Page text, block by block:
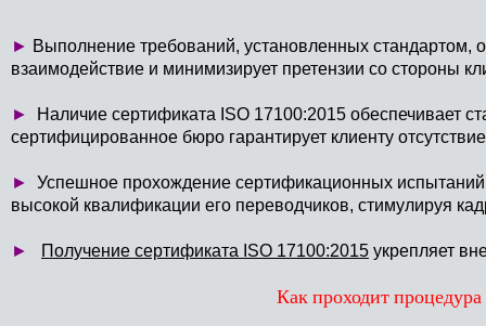
► Выполнение требований, установленных стандартом,
взаимодействие и минимизирует претензии со стороны
►
Наличие сертификата ISO 17100:2015 обеспечивает
сертифицированное бюро гарантирует клиенту
►
Успешное прохождение сертификационных испытаний
высокой квалификации его переводчиков, стимулируя
► Получение сертификата ISO 17100:2015 укрепляет
Как проходит